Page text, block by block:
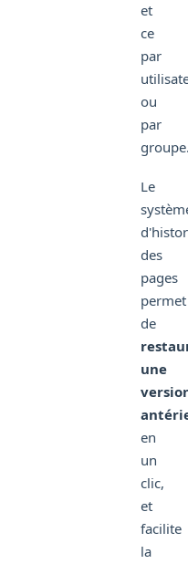
et
ce
par
ou
par
Le
des
pages
permet
de
une
en
un
clic,
et
facilite
la